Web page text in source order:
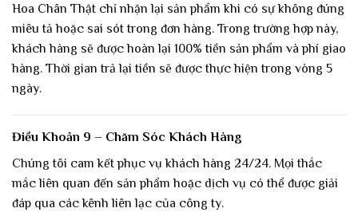
Hoa Chân Thật chỉ nhận lại sản phẩm khi có sự không đúng
miêu tả hoặc sai sót trong đơn hàng. Trong trường hợp này,
khách hàng sẽ được hoàn lại 100% tiền sản phẩm và phí giao
hàng. Thời gian trả lại tiền sẽ được thực hiện trong vòng 5
ngày.
Điều Khoản 9 – Chăm Sóc Khách Hàng
Chúng tôi cam kết phục vụ khách hàng 24/24. Mọi thắc
mắc liên quan đến sản phẩm hoặc dịch vụ có thể được giải
đáp qua các kênh liên lạc của công ty.